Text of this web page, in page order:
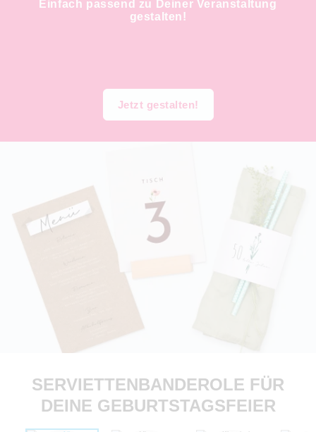
Einfach passend zu Deiner Veranstaltung
gestalten!
Jetzt gestalten!
SERVIETTENBANDEROLE FÜR
DEINE GEBURTSTAGSFEIER